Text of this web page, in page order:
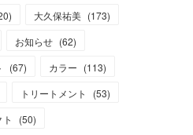
) 大久保祐美 (173)
お知らせ (62)
(67) カラー (113)
トリートメント (53)
(50)